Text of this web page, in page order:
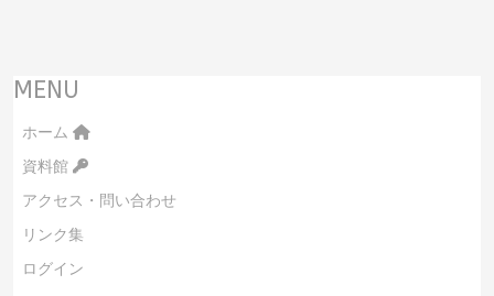
MENU
ホーム
資料館
アクセス・問い合わせ
リンク集
ログイン